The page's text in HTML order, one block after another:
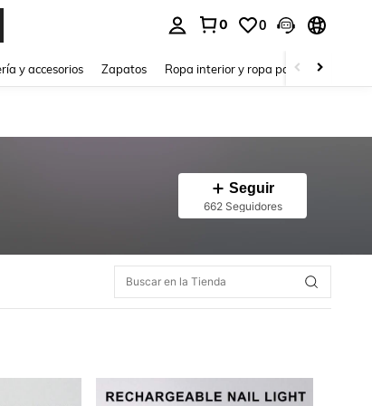
0 0
y accesorios Zapatos Ropa interior y ropa para dormir
Seguir
662 Seguidores